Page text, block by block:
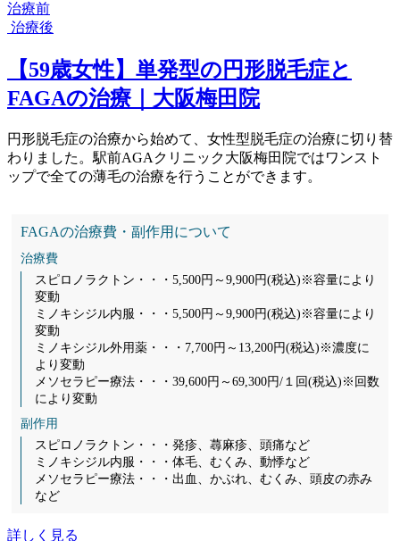
治療前
治療後
【59歳女性】単発型の円形脱毛症と
FAGAの治療｜大阪梅田院
円形脱毛症の治療から始めて、女性型脱毛症の治療に切り替
わりました。駅前AGAクリニック大阪梅田院ではワンスト
ップで全ての薄毛の治療を行うことができます。
FAGAの治療費・副作用について
治療費
スピロノラクトン・・・5,500円～9,900円(税込)※容量により
変動
ミノキシジル内服・・・5,500円～9,900円(税込)※容量により
変動
ミノキシジル外用薬・・・7,700円～13,200円(税込)※濃度に
より変動
メソセラピー療法・・・39,600円～69,300円/１回(税込)※回数
により変動
副作用
スピロノラクトン・・・発疹、蕁麻疹、頭痛など
ミノキシジル内服・・・体毛、むくみ、動悸など
メソセラピー療法・・・出血、かぶれ、むくみ、頭皮の赤み
など
詳しく見る